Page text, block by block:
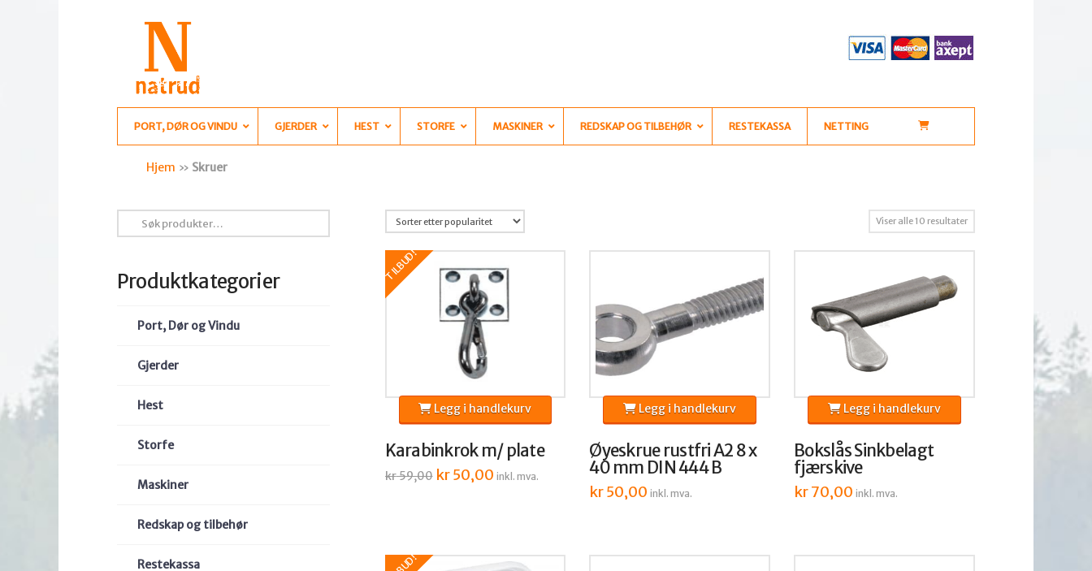
PORT, DØR OG VINDU GJERDER HEST STORFE MASKINER REDSKAP OG TILBEHØR RESTEKASSA NETTING
Hjem » Skruer
Viser alle 10 resultaterSortert
TILBUD!
Karabinkrok m/ plate
kr59,00 Opprinnelig
pris
kr50,00Nåværende
pris
inkl. mva.
Legg i handlekurv
Øyeskrue rustfri A2 8 x
40 mm DIN 444 B
kr50,00 inkl. mva.
Legg i handlekurv
Bokslås Sinkbelagt
fjærskive
kr70,00 inkl. mva.
Legg i handlekurv
etter:
Produktkategorier
Port, Dør og Vindu
Gjerder
Hest
Storfe
Maskiner
Redskap og tilbehør
Restekassa